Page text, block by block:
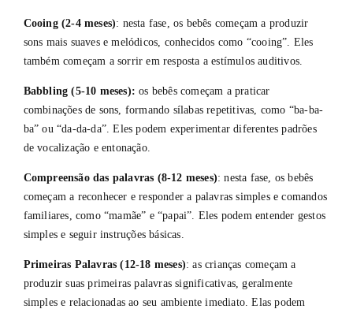
Cooing (2-4 meses): nesta fase, os bebês começam a produzir
sons mais suaves e melódicos, conhecidos como “cooing”. Eles
também começam a sorrir em resposta a estímulos auditivos.
Babbling (5-10 meses): os bebês começam a praticar
combinações de sons, formando sílabas repetitivas, como “ba-ba-
ba” ou “da-da-da”. Eles podem experimentar diferentes padrões
de vocalização e entonação.
Compreensão das palavras (8-12 meses): nesta fase, os bebês
começam a reconhecer e responder a palavras simples e comandos
familiares, como “mamãe” e “papai”. Eles podem entender gestos
simples e seguir instruções básicas.
Primeiras Palavras (12-18 meses): as crianças começam a
produzir suas primeiras palavras significativas, geralmente
simples e relacionadas ao seu ambiente imediato. Elas podem